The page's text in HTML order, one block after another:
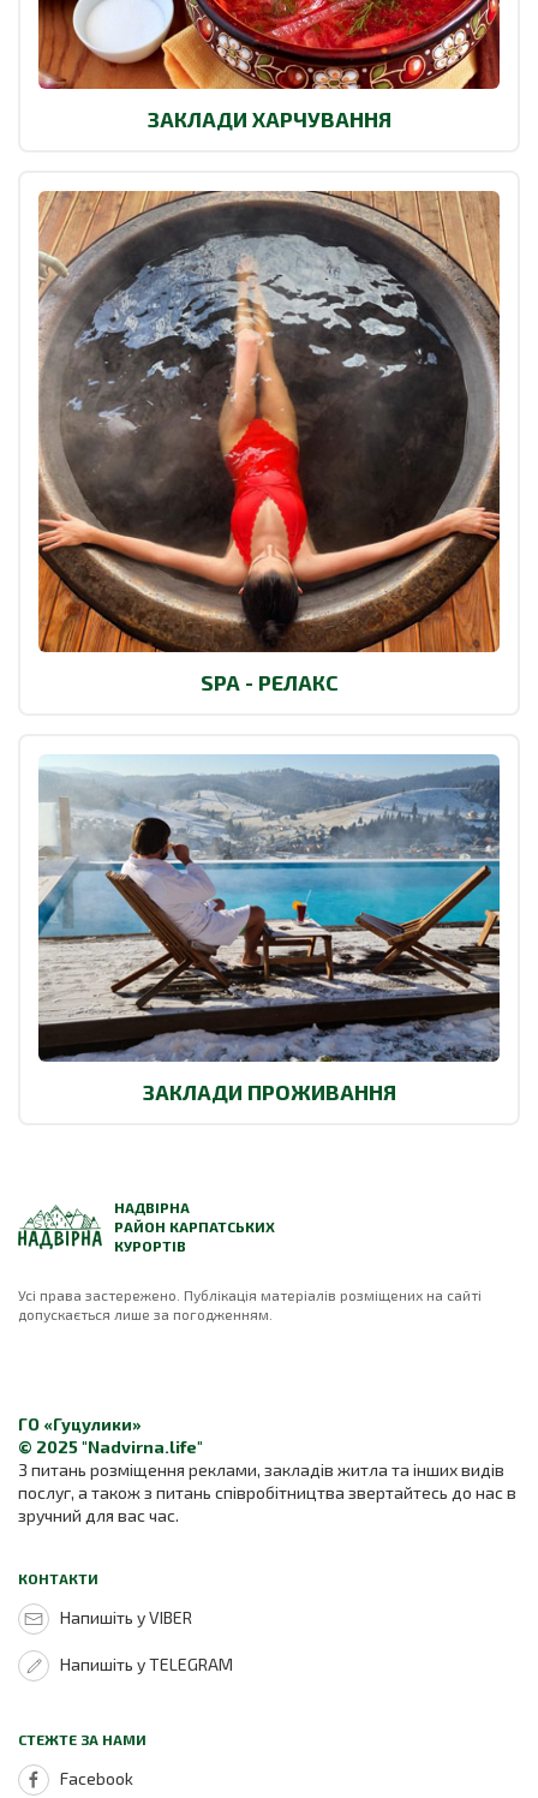
ЗАКЛАДИ ХАРЧУВАННЯ
SPA - РЕЛАКС
ЗАКЛАДИ ПРОЖИВАННЯ
НАДВІРНА
РАЙОН КАРПАТСЬКИХ
КУРОРТІВ
Усі права застережено. Публікація матеріалів розміщених на сайті
допускається лише за погодженням.
ГО «Гуцулики»
© 2025 "Nadvirna.life"
З питань розміщення реклами, закладів житла та інших видів
послуг, а також з питань співробітництва звертайтесь до нас в
зручний для вас час.
КОНТАКТИ
Напишіть у VIBER
Напишіть у TELEGRAM
СТЕЖТЕ ЗА НАМИ
Facebook